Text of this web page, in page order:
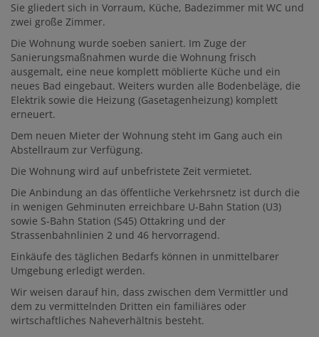
Sie gliedert sich in Vorraum, Küche, Badezimmer mit WC und
zwei große Zimmer.
Die Wohnung wurde soeben saniert. Im Zuge der
Sanierungsmaßnahmen wurde die Wohnung frisch
ausgemalt, eine neue komplett möblierte Küche und ein
neues Bad eingebaut. Weiters wurden alle Bodenbeläge, die
Elektrik sowie die Heizung (Gasetagenheizung) komplett
erneuert.
Dem neuen Mieter der Wohnung steht im Gang auch ein
Abstellraum zur Verfügung.
Die Wohnung wird auf unbefristete Zeit vermietet.
Die Anbindung an das öffentliche Verkehrsnetz ist durch die
in wenigen Gehminuten erreichbare U-Bahn Station (U3)
sowie S-Bahn Station (S45) Ottakring und der
Strassenbahnlinien 2 und 46 hervorragend.
Einkäufe des täglichen Bedarfs können in unmittelbarer
Umgebung erledigt werden.
Wir weisen darauf hin, dass zwischen dem Vermittler und
dem zu vermittelnden Dritten ein familiäres oder
wirtschaftliches Naheverhältnis besteht.